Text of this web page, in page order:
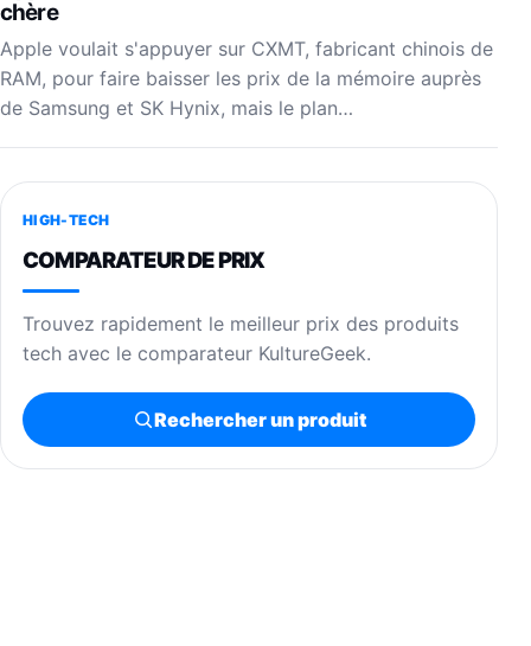
chère
Apple voulait s'appuyer sur CXMT, fabricant chinois de
RAM, pour faire baisser les prix de la mémoire auprès
de Samsung et SK Hynix, mais le plan…
HIGH-TECH
COMPARATEUR DE PRIX
Trouvez rapidement le meilleur prix des produits
tech avec le comparateur KultureGeek.
Rechercher un produit